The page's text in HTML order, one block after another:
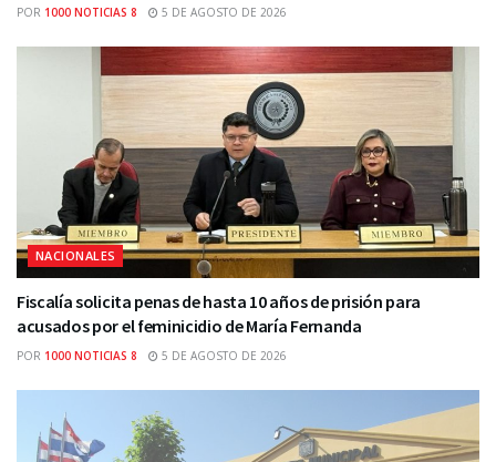
POR 1000 NOTICIAS 8 5 DE AGOSTO DE 2026
NACIONALES
Fiscalía solicita penas de hasta 10 años de prisión para
acusados por el feminicidio de María Fernanda
POR 1000 NOTICIAS 8 5 DE AGOSTO DE 2026